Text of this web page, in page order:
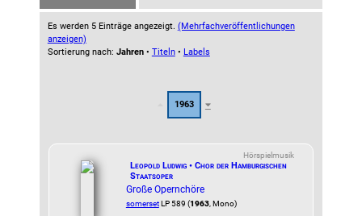
Es werden 5 Einträge angezeigt. (Mehrfachveröffentlichungen
anzeigen)
Sortierung nach: Jahren• Titeln• Labels
1963
Hörspielmusik
Leopold Ludwig • Chor der Hamburgischen
Staatsoper
Große Opernchöre
somersetLP 589 (1963, Mono)